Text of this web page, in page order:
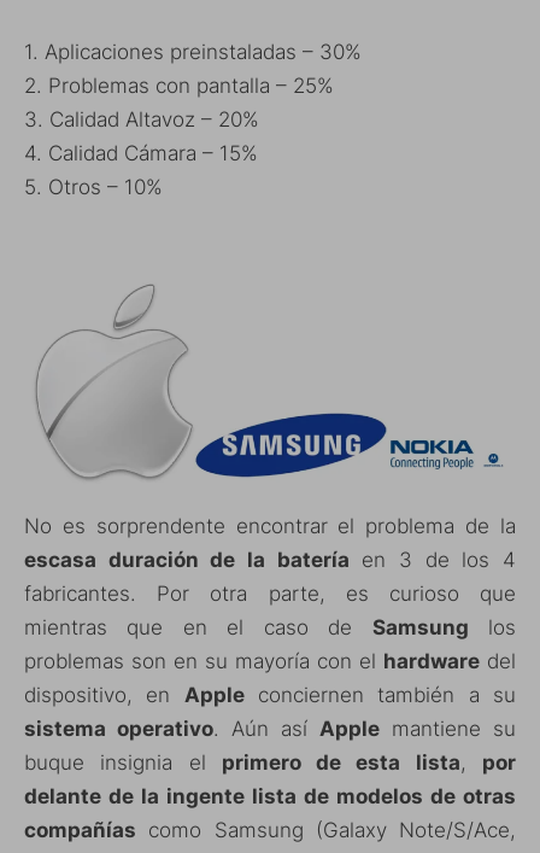
1. Aplicaciones preinstaladas – 30%
2. Problemas con pantalla – 25%
3. Calidad Altavoz – 20%
4. Calidad Cámara – 15%
5. Otros – 10%
No es sorprendente encontrar el problema de la
escasa duración de la batería en 3 de los 4
fabricantes. Por otra parte, es curioso que
mientras que en el caso de Samsung los
problemas son en su mayoría con el hardware del
dispositivo, en Appleconciernen también a su
sistema operativo. Aún así Apple mantiene su
buque insignia el primero de esta lista, por
delante de la ingente lista de modelos de otras
compañías como Samsung (Galaxy Note/S/Ace,